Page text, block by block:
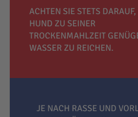
ACHTEN SIE STETS
HUND ZU SEINER
TROCKENMAHLZEIT
WASSER ZU REICHEN.
JE NACH RASSE UND